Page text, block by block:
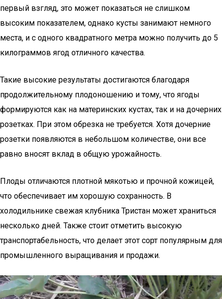
первый взгляд, это может показаться не слишком
высоким показателем, однако кусты занимают немного
места, и с одного квадратного метра можно получить до 5
килограммов ягод отличного качества.
Такие высокие результаты достигаются благодаря
продолжительному плодоношению и тому, что ягоды
формируются как на материнских кустах, так и на дочерних
розетках. При этом обрезка не требуется. Хотя дочерние
розетки появляются в небольшом количестве, они все
равно вносят вклад в общую урожайность.
Плоды отличаются плотной мякотью и прочной кожицей,
что обеспечивает им хорошую сохранность. В
холодильнике свежая клубника Тристан может храниться
несколько дней. Также стоит отметить высокую
транспортабельность, что делает этот сорт популярным для
промышленного выращивания и продажи.